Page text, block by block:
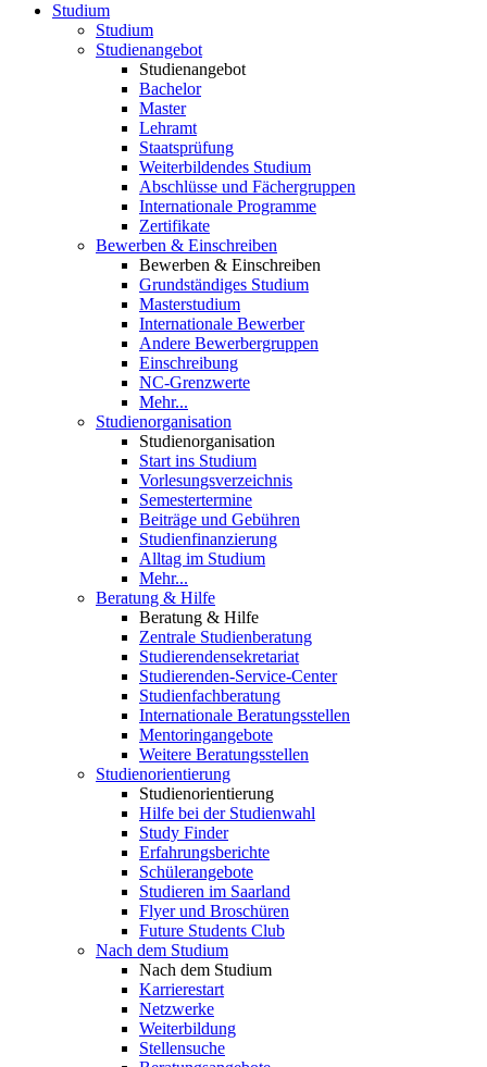
Studium
Studium
Studienangebot
Studienangebot
Bachelor
Master
Lehramt
Staatsprüfung
Weiterbildendes Studium
Abschlüsse und Fächergruppen
Internationale Programme
Zertifikate
Bewerben & Einschreiben
Bewerben & Einschreiben
Grundständiges Studium
Masterstudium
Internationale Bewerber
Andere Bewerbergruppen
Einschreibung
NC-Grenzwerte
Mehr...
Studienorganisation
Studienorganisation
Start ins Studium
Vorlesungsverzeichnis
Semestertermine
Beiträge und Gebühren
Studienfinanzierung
Alltag im Studium
Mehr...
Beratung & Hilfe
Beratung & Hilfe
Zentrale Studienberatung
Studierendensekretariat
Studierenden-Service-Center
Studienfachberatung
Internationale Beratungsstellen
Mentoringangebote
Weitere Beratungsstellen
Studienorientierung
Studienorientierung
Hilfe bei der Studienwahl
Study Finder
Erfahrungsberichte
Schülerangebote
Studieren im Saarland
Flyer und Broschüren
Future Students Club
Nach dem Studium
Nach dem Studium
Karrierestart
Netzwerke
Weiterbildung
Stellensuche